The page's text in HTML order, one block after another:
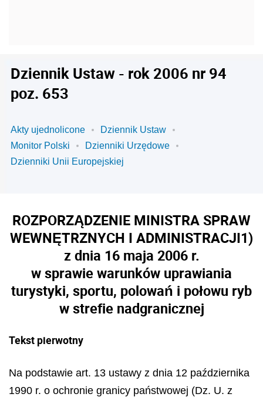
Dziennik Ustaw - rok 2006 nr 94
poz. 653
Akty ujednolicone
Dziennik Ustaw
Monitor Polski
Dzienniki Urzędowe
Dzienniki Unii Europejskiej
ROZPORZĄDZENIE MINISTRA SPRAW
WEWNĘTRZNYCH I ADMINISTRACJI1)
z dnia 16 maja 2006 r.
w sprawie warunków uprawiania
turystyki, sportu, polowań i połowu ryb
w strefie nadgranicznej
Tekst pierwotny
Na podstawie art. 13 ustawy z dnia 12 października
1990 r. o ochronie granicy państwowej (Dz. U. z